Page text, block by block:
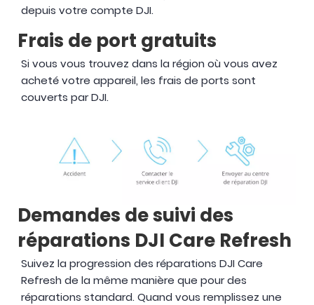
depuis votre compte DJI.
Frais de port gratuits
Si vous vous trouvez dans la région où vous avez
acheté votre appareil, les frais de ports sont
couverts par DJI.
Demandes de suivi des
réparations DJI Care Refresh
Suivez la progression des réparations DJI Care
Refresh de la même manière que pour des
réparations standard. Quand vous remplissez une